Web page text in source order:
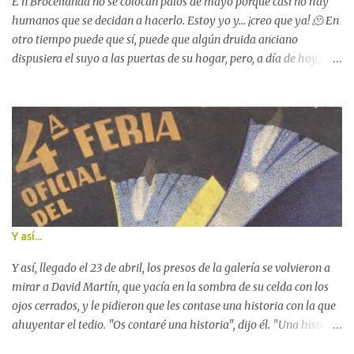
humanos que se decidan a hacerlo. Estoy yo y... ¡creo que ya! 🫠 En
otro tiempo puede que sí, puede que algún druida anciano
dispusiera el suyo a las puertas de su hogar, pero, a día de hoy,
de colores — muchas, muchas — . Tantas que los pobrecitos
suspiran agobiadísimos, como queriendo escapar y sin poder. Y los
castores se dedican a rescatar del lago palos de cualquier tamaño.
Y las ardillas toman entre sus mano s diminutas un sinnúmero de
ramas y las disponen como si fueran coronas que luego cubrirán de
flores y terminarán por descansar sobre mi pelo. 😊 Pexels Todas
estas cosas bonitas pasan en torno a mí y a mi sitio frente a las
Beltane son infinitos. Hay mil quehaceres , mil asuntos que
resolver. Y el bosque y ...
Y así...
Y así, llegado el 23 de abril, los presos de la galería se volvieron a
mirar a David Martín, que yacía en la sombra de su celda con los
ojos cerrados, y le pidieron que les contase una historia con la que
ahuyentar el tedio. "Os contaré una historia", dijo él. "Una historia